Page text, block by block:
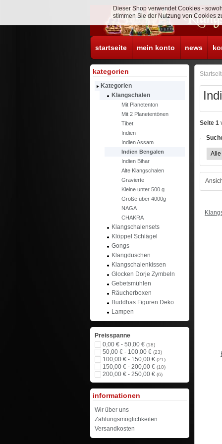
startseite mein konto news
Seite 1
kategorien
Kategorien
Klangschalen
Mit Planetenton
Mit 2 Planetentönen
Tibet
Indien
Indien Assam
Indien Bengalen
Indien Bihar
Alte Klangschalen
Gravierte
Kleine unter 500 g
Große über 4000g
NAGA
CHAKRA
Klangschalensets
Klöppel Schlägel
Gongs
Klangduschen
Klangschalenkissen
Glocken Dorje Zymbeln
Gebetsmühlen
Räucherboxen
Buddhas Figuren Deko
Lampen
Preisspanne
0,00 € - 50,00 € (18)
50,00 € - 100,00 € (23)
100,00 € - 150,00 € (21)
150,00 € - 200,00 € (10)
200,00 € - 250,00 € (6)
informationen
Wir über uns
Zahlungsmöglichkeiten
Versandkosten
Dieser Shop verwendet Cookies -
stimmen Sie der Nutzung von Cookies